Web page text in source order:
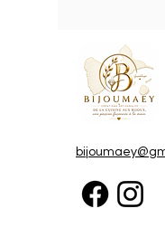
main, les
des eaux
d’Azur.
et de